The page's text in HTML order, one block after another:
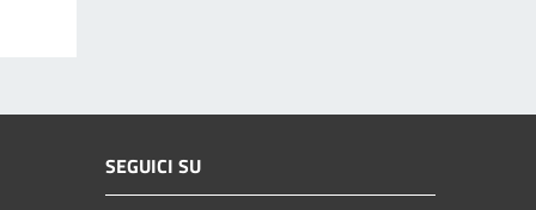
SEGUICI SU